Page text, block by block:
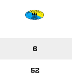
6
52